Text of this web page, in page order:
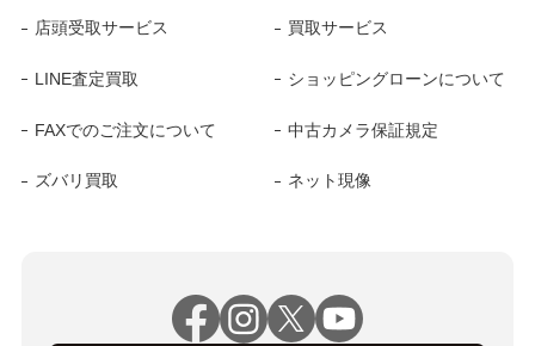
店頭受取サービス 買取サービス
LINE査定買取 ショッピングローンについて
FAXでのご注文について 中古カメラ保証規定
ズバリ買取 ネット現像